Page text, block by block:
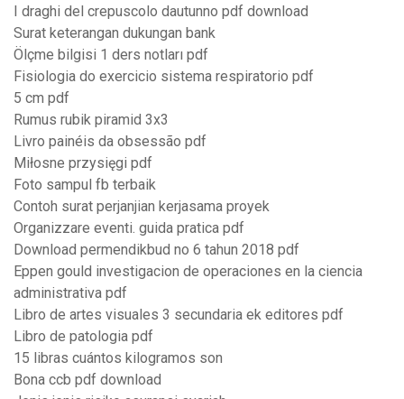
I draghi del crepuscolo dautunno pdf download
Surat keterangan dukungan bank
Ölçme bilgisi 1 ders notları pdf
Fisiologia do exercicio sistema respiratorio pdf
5 cm pdf
Rumus rubik piramid 3x3
Livro painéis da obsessão pdf
Miłosne przysięgi pdf
Foto sampul fb terbaik
Contoh surat perjanjian kerjasama proyek
Organizzare eventi. guida pratica pdf
Download permendikbud no 6 tahun 2018 pdf
Eppen gould investigacion de operaciones en la ciencia
administrativa pdf
Libro de artes visuales 3 secundaria ek editores pdf
Libro de patologia pdf
15 libras cuántos kilogramos son
Bona ccb pdf download